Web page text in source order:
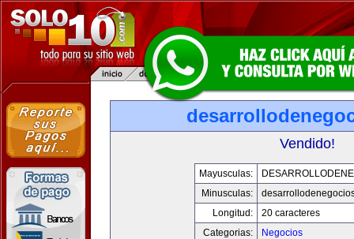
Vendido!
Mayusculas:
Minusculas:
Longitud:
20 caracteres
Categorias:
Negocios